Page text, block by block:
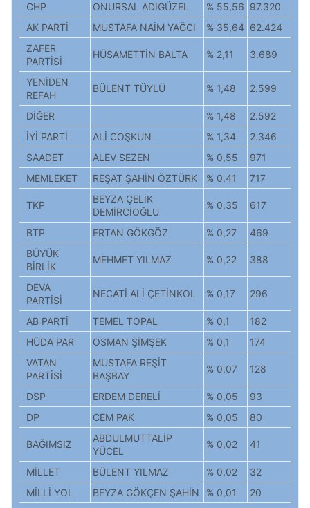
CHP
ONURSAL ADIGÜZEL % 55,56 97.320
AK PARTİ
MUSTAFA NAİM YAĞCI % 35,64 62.424
ZAFER
PARTİSİ
HÜSAMETTİN BALTA % 2,11 3.689
YENİDEN
REFAH
BÜLENT TÜYLÜ % 1,48 2.599
DİĞER % 1,48
2.592
İYİ PARTİ
ALİ COŞKUN % 1,34
2.346
SAADET
ALEV SEZEN % 0,55
971
MEMLEKET
REŞAT ŞAHİN ÖZTÜRK % 0,41 717
TKP
BEYZA ÇELİK
DEMİRCİOĞLU
% 0,35 617
BTP ERTAN GÖKGÖZ % 0,27
469
BÜYÜK
BİRLİK
MEHMET YILMAZ % 0,22 388
DEVA
PARTİSİ
NECATİ ALİ ÇETİNKOL % 0,17 296
AB PARTİ TEMEL TOPAL % 0,1
182
HÜDA PAR
OSMAN ŞİMŞEK % 0,1
174
VATAN
PARTİSİ
MUSTAFA REŞİT
BAŞBAY
% 0,07 128
DSP ERDEM DERELİ % 0,05
93
DP
CEM PAK % 0,05 80
BAĞIMSIZ
ABDULMUTTALİP
YÜCEL
% 0,02 41
MİLLET BÜLENT YILMAZ % 0,02
32
MİLLİ YOL
BEYZA GÖKÇEN ŞAHİN % 0,01 20